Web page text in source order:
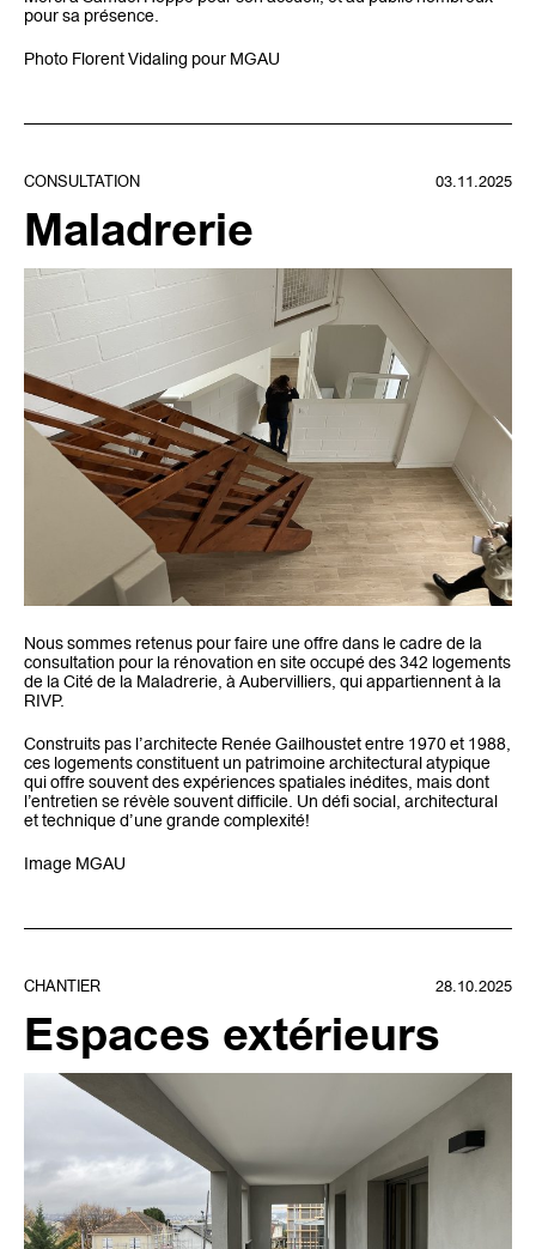
agence@mg-au.fr
Facebook Instagram
pour sa présence.
Photo Florent Vidaling pour MGAU
CONSULTATION 03.11.2025
Maladrerie
Nous sommes retenus pour faire une offre dans le cadre de la
consultation pour la rénovation en site occupé des 342 logements
de la Cité de la Maladrerie, à Aubervilliers, qui appartiennent à la
RIVP.
Construits pas l’architecte Renée Gailhoustet entre 1970 et 1988,
ces logements constituent un patrimoine architectural atypique
qui offre souvent des expériences spatiales inédites, mais dont
l’entretien se révèle souvent difficile. Un défi social, architectural
et technique d’une grande complexité!
Image MGAU
CHANTIER 28.10.2025
Espaces extérieurs